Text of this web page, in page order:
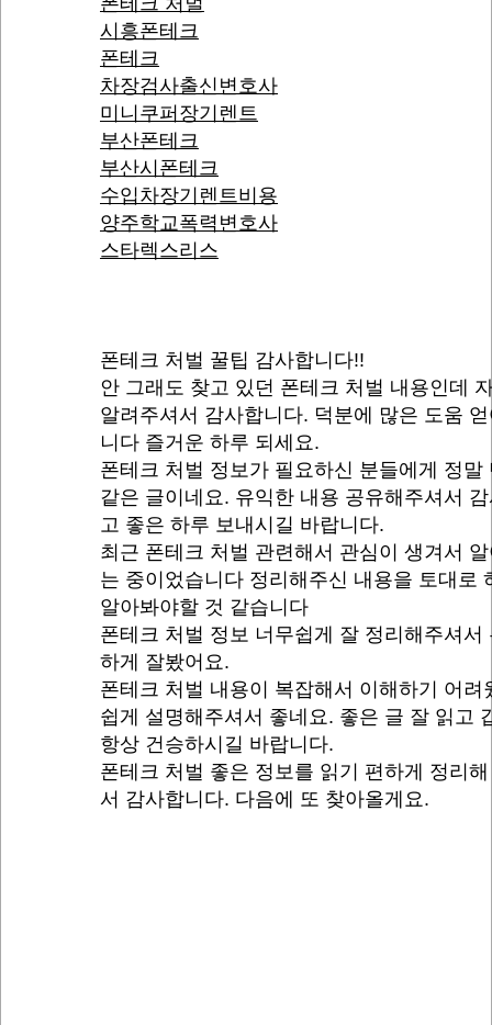
시흥폰테크
폰테크
차장검사출신변호사
미니쿠퍼장기렌트
부산폰테크
부산시폰테크
수입차장기렌트비용
양주학교폭력변호사
스타렉스리스
폰테크 처벌 꿀팁 감사합니다!!
안 그래도 찾고 있던 폰테크 처벌 내용인데
알려주셔서 감사합니다. 덕분에 많은 도움
니다 즐거운 하루 되세요.
폰테크 처벌 정보가 필요하신 분들에게 정말
같은 글이네요. 유익한 내용 공유해주셔서
고 좋은 하루 보내시길 바랍니다.
최근 폰테크 처벌 관련해서 관심이 생겨서
는 중이었습니다 정리해주신 내용을 토대로
알아봐야할 것 같습니다
폰테크 처벌 정보 너무쉽게 잘 정리해주셔서
하게 잘봤어요.
폰테크 처벌 내용이 복잡해서 이해하기 어려
쉽게 설명해주셔서 좋네요. 좋은 글 잘 읽고
항상 건승하시길 바랍니다.
폰테크 처벌 좋은 정보를 읽기 편하게 정리
서 감사합니다. 다음에 또 찾아올게요.